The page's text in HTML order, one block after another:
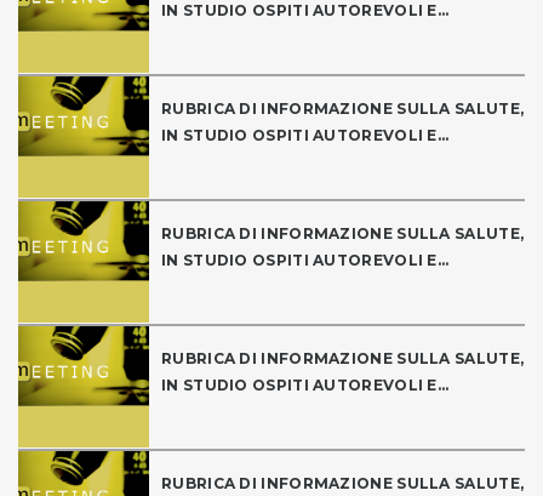
IN STUDIO OSPITI AUTOREVOLI E...
RUBRICA DI INFORMAZIONE SULLA SALUTE,
IN STUDIO OSPITI AUTOREVOLI E...
RUBRICA DI INFORMAZIONE SULLA SALUTE,
IN STUDIO OSPITI AUTOREVOLI E...
RUBRICA DI INFORMAZIONE SULLA SALUTE,
IN STUDIO OSPITI AUTOREVOLI E...
RUBRICA DI INFORMAZIONE SULLA SALUTE,